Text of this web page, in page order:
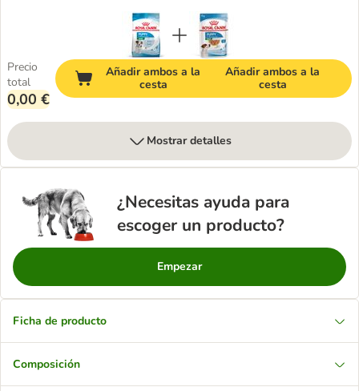
Precio
total
0,00 €
Añadir ambos a la
cesta
Añadir ambos a la
cesta
Mostrar detalles
¿Necesitas ayuda para
escoger un producto?
Empezar
Ficha de producto
Composición